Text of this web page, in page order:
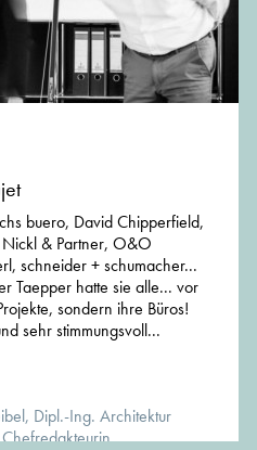
buero, David Chipperfield,
& Partner, O&O
schneider + schumacher...
Taepper hatte sie alle... vor
sondern ihre Büros!
sehr stimmungsvoll...
Dipl.-Ing. Architektur